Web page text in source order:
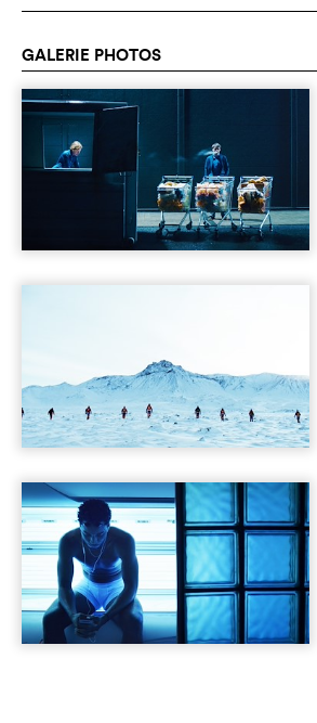
GALERIE PHOTOS